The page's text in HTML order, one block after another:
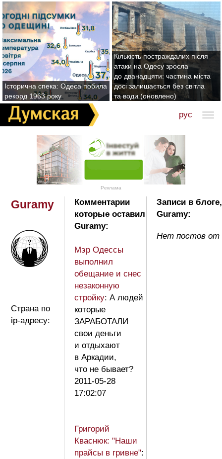
Історична спека: Одеса побила
рекорд 1963 року
Кількість постраждалих після
атаки на Одесу зросла
до дванадцяти: частина міста
досі залишається без світла
та води (оновлено)
рус
Реклама
Guramy
Страна по
ip-адресу:
Комментарии
которые оставил
Guramy:
Мэр Одессы
выполнил
обещание и снес
незаконную
стройку: А людей
которые
ЗАРАБОТАЛИ
свои деньги
и отдыхают
в Аркадии,
что не бывает?
2011-05-28
17:02:07
Григорий
Кваснюк: "Наши
прайсы в гривне":
Записи в
Guramy:
Нет постов от